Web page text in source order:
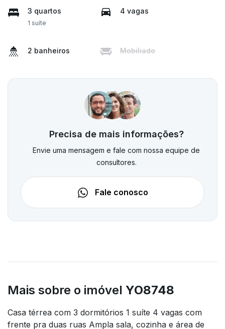
3 quartos
1 suíte
4 vagas
2 banheiros Mobiliado
Precisa de mais informações?
Envie uma mensagem e fale com nossa equipe de
consultores.
Fale conosco
Mais sobre o imóvel YO8748
Casa térrea com 3 dormitórios 1 suíte 4 vagas com
frente pra duas ruas Ampla sala, cozinha e área de